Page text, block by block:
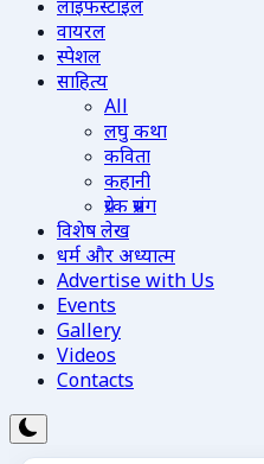
लाइफस्टाइल
वायरल
स्पेशल
साहित्य
All
लघु कथा
कविता
कहानी
प्रेरक प्रसंग
विशेष लेख
धर्म और अध्यात्म
Advertise with Us
Events
Gallery
Videos
Contacts